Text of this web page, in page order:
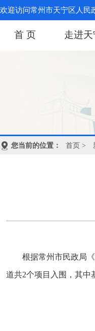
欢迎访问常州市天宁区人民
首 页 走进天
您当前的位置： 首页 >
根据常州市民政局
道共2个项目入围，其中